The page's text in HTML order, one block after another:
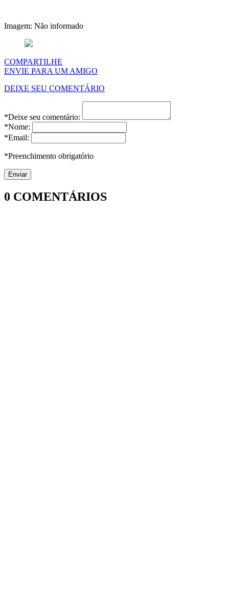
Imagem: Não informado
COMPARTILHE
ENVIE PARA UM AMIGO
DEIXE SEU COMENTÁRIO
*Deixe seu comentário:
*Nome:
*Email:
*Preenchimento obrigatório
0 COMENTÁRIOS